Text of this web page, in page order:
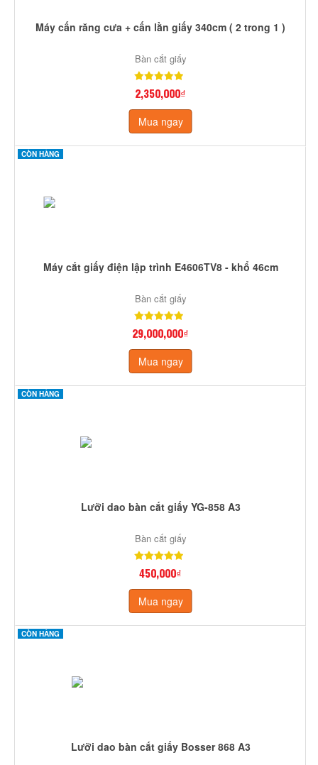
Máy cấn răng cưa + cấn lằn giấy 340cm ( 2 trong 1 )
Bàn cắt giấy
2,350,000₫
Mua ngay
CÒN HÀNG
Máy cắt giấy điện lập trình E4606TV8 - khổ 46cm
Bàn cắt giấy
29,000,000₫
Mua ngay
CÒN HÀNG
Lưỡi dao bàn cắt giấy YG-858 A3
Bàn cắt giấy
450,000₫
Mua ngay
CÒN HÀNG
Lưỡi dao bàn cắt giấy Bosser 868 A3